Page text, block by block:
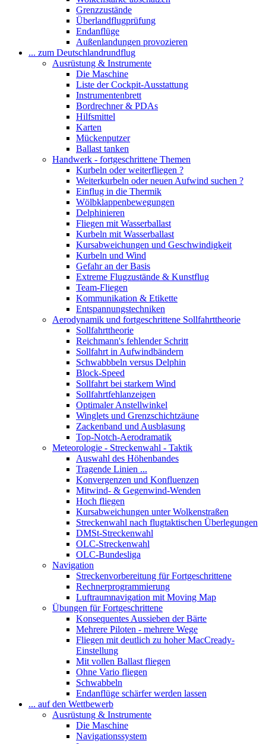
Grenzzustände
Überlandflugprüfung
Endanflüge
Außenlandungen provozieren
... zum Deutschlandrundflug
Ausrüstung & Instrumente
Die Maschine
Liste der Cockpit-Ausstattung
Instrumentenbrett
Bordrechner & PDAs
Hilfsmittel
Karten
Mückenputzer
Ballast tanken
Handwerk - fortgeschrittene Themen
Kurbeln oder weiterfliegen ?
Weiterkurbeln oder neuen Aufwind suchen ?
Einflug in die Thermik
Wölbklappenbewegungen
Delphinieren
Fliegen mit Wasserballast
Kurbeln mit Wasserballast
Kursabweichungen und Geschwindigkeit
Kurbeln und Wind
Gefahr an der Basis
Extreme Flugzustände & Kunstflug
Team-Fliegen
Kommunikation & Etikette
Entspannungstechniken
Aerodynamik und fortgeschrittene Sollfahrttheorie
Sollfahrttheorie
Reichmann's fehlender Schritt
Sollfahrt in Aufwindbändern
Schwabbbeln versus Delphin
Block-Speed
Sollfahrt bei starkem Wind
Sollfahrtfehlanzeigen
Optimaler Anstellwinkel
Winglets und Grenzschichtzäune
Zackenband und Ausblasung
Top-Notch-Aerodramatik
Meteorologie - Streckenwahl - Taktik
Auswahl des Höhenbandes
Tragende Linien ...
Konvergenzen und Konfluenzen
Mitwind- & Gegenwind-Wenden
Hoch fliegen
Kursabweichungen unter Wolkenstraßen
Streckenwahl nach flugtaktischen Überlegungen
DMSt-Streckenwahl
OLC-Streckenwahl
OLC-Bundesliga
Navigation
Streckenvorbereitung für Fortgeschrittene
Rechnerprogrammierung
Luftraumnavigation mit Moving Map
Übungen für Fortgeschrittene
Konsequentes Aussieben der Bärte
Mehrere Piloten - mehrere Wege
Fliegen mit deutlich zu hoher MacCready-
Einstellung
Mit vollen Ballast fliegen
Ohne Vario fliegen
Schwabbeln
Endanflüge schärfer werden lassen
... auf den Wettbewerb
Ausrüstung & Instrumente
Die Maschine
Navigationssystem